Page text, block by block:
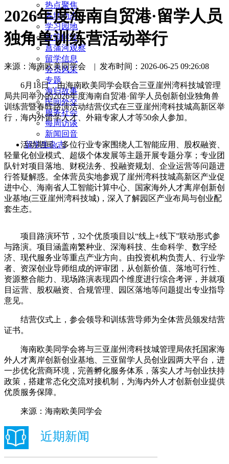
热点聚焦
各地动态
学习园地
政策解读
菖蒲河观察
留学信息
会员风采
专题
海归故事
民间外交
服务社会
每周访谈
新闻回音
留学生杂志
2026年度海南自贸港·留学人员
独角兽训练营活动举行
来源：海南欧美同学会 | 发布时间：2026-06-25 09:26:08
6月18日，由海南欧美同学会联合三亚崖州湾科技城管理
局共同举办的2026年度海南自贸港·留学人员创新创业独角兽
训练营暨春晖路演活动结营仪式在三亚崖州湾科技城高新区举
行，海内外留学人才、外籍专家人才等50余人参加。
活动期间，多位行业专家围绕人工智能应用、股权融资、
轻量化创业模式、超级个体发展等主题开展专题分享；专业团
队针对项目落地、财税法务、投融资规划、企业运营等问题进
行答疑解惑。全体营员实地参观了崖州湾科技城高新区产业促
进中心、海南省人工智能计算中心、国家海外人才离岸创新创
业基地(三亚崖州湾科技城)，深入了解园区产业布局与创业配
套生态。
项目路演环节，32个优质项目以“线上+线下”联动形式参
与路演。项目涵盖南繁种业、深海科技、生命科学、数字经
济、现代服务业等重点产业方向。由投资机构负责人、行业学
者、资深创业导师组成的评审团，从创新价值、落地可行性、
资源整合能力、现场路演表现四个维度进行综合考评，并就项
目运营、股权融资、合规管理、园区落地等问题提出专业指导
意见。
结营仪式上，参会领导和训练营导师为全体营员颁发结营
证书。
海南欧美同学会将与三亚崖州湾科技城管理局依托国家海
外人才离岸创新创业基地、三亚留学人员创业园两大平台，进
一步优化营商环境，完善孵化服务体系，落实人才与创业扶持
政策，搭建常态化交流对接机制，为海内外人才创新创业提供
优质服务保障。
来源：海南欧美同学会